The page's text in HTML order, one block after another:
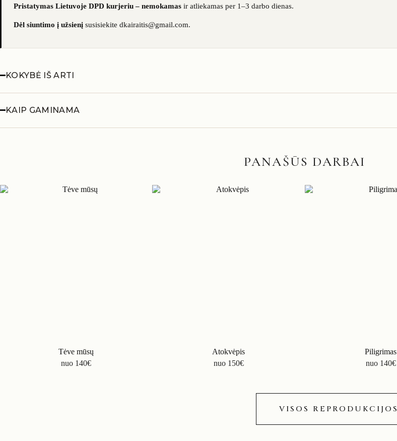
Pristatymas Lietuvoje DPD kurjeriu – nemokamas ir atliekamas per 1–3 darbo dienas.
Dėl siuntimo į užsienį susisiekite dkairaitis@gmail.com.
KOKYBĖ IŠ ARTI
KAIP GAMINAMA
PANAŠŪS DARBAI
Tėve mūsų
nuo 140€
Atokvėpis
nuo 150€
Piligrimas
nuo 140€
VISOS REPRODUKCIJOS